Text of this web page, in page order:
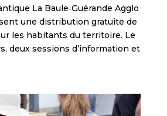
La Baule‑Guérande Agglo
une distribution gratuite de
les habitants du territoire. Le
deux sessions d’information et